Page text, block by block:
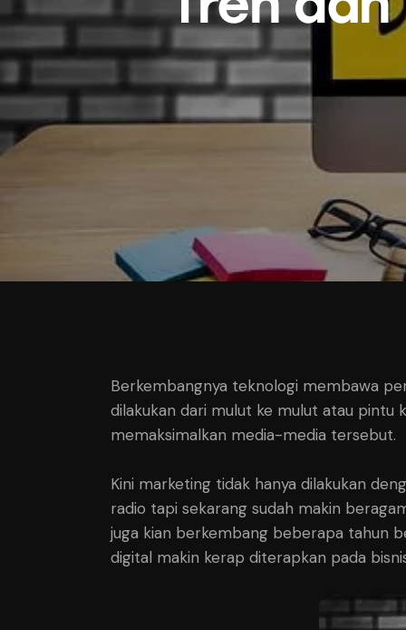
Berkembangnya teknologi membawa
dilakukan dari mulut ke mulut atau pintu
memaksimalkan media-media tersebut.
Kini marketing tidak hanya dilakukan
radio tapi sekarang sudah makin
juga kian berkembang beberapa tahun
digital makin kerap diterapkan pada